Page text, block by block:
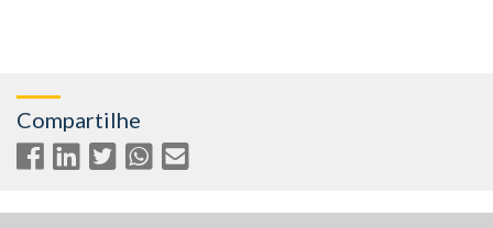
Compartilhe